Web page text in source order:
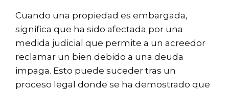
Cuando una propiedad es embargada,
significa que ha sido afectada por una
medida judicial que permite a un acreedor
reclamar un bien debido a una deuda
impaga. Esto puede suceder tras un
proceso legal donde se ha demostrado que